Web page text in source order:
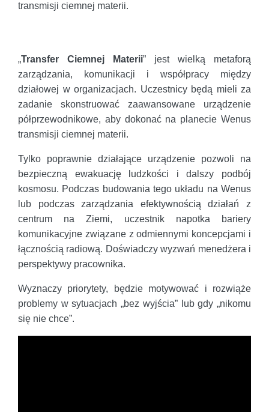
transmisji ciemnej materii.
„Transfer Ciemnej Materii” jest wielką metaforą
zarządzania, komunikacji i współpracy między
działowej w organizacjach. Uczestnicy będą mieli za
zadanie skonstruować zaawansowane urządzenie
półprzewodnikowe, aby dokonać na planecie Wenus
transmisji ciemnej materii.
Tylko poprawnie działające urządzenie pozwoli na
bezpieczną ewakuację ludzkości i dalszy podbój
kosmosu. Podczas budowania tego układu na Wenus
lub podczas zarządzania efektywnością działań z
centrum na Ziemi, uczestnik napotka bariery
komunikacyjne związane z odmiennymi koncepcjami i
łącznością radiową. Doświadczy wyzwań menedżera i
perspektywy pracownika.
Wyznaczy priorytety, będzie motywować i rozwiąże
problemy w sytuacjach „bez wyjścia” lub gdy „nikomu
się nie chce”.